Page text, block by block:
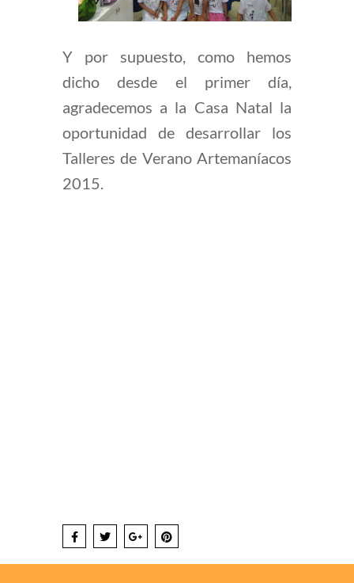
Y por supuesto, como hemos
dicho desde el primer día,
agradecemos a la Casa Natal la
oportunidad de desarrollar los
Talleres de Verano Artemaníacos
2015.